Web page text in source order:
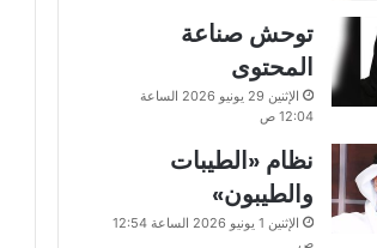
توحش صناعة
المحتوى
الإثنين 29 يونيو 2026 الساعة
12:04 ص
نظام «الطيبات
والطيبون»
الإثنين 1 يونيو 2026 الساعة 12:54
ص